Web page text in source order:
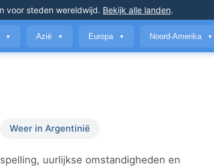
voor steden wereldwijd. Bekijk alle landen.
▼ Azië ▼ Europa ▼ Noord-Amerika ▼
Weer in Argentinië
uurlijkse omstandigheden en